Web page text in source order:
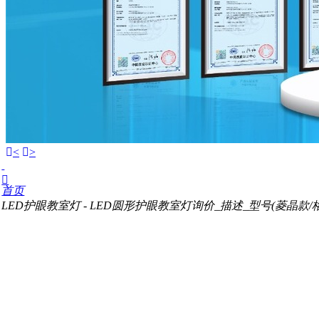
< >

首页
LED护眼教室灯 - LED圆形护眼教室灯询价_描述_型号(菱晶款/